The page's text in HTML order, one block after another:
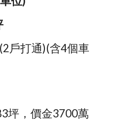
戶打通)(含4個車
坪，價金3700萬